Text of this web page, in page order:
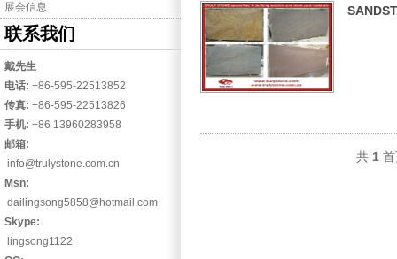
展会信息
联系我们
戴先生
电话: +86-595-22513852
传真: +86-595-22513826
手机: +86 13960283958
邮箱:
info@trulystone.com.cn
Msn:
dailingsong5858@hotmail.com
Skype:
lingsong1122
共 1